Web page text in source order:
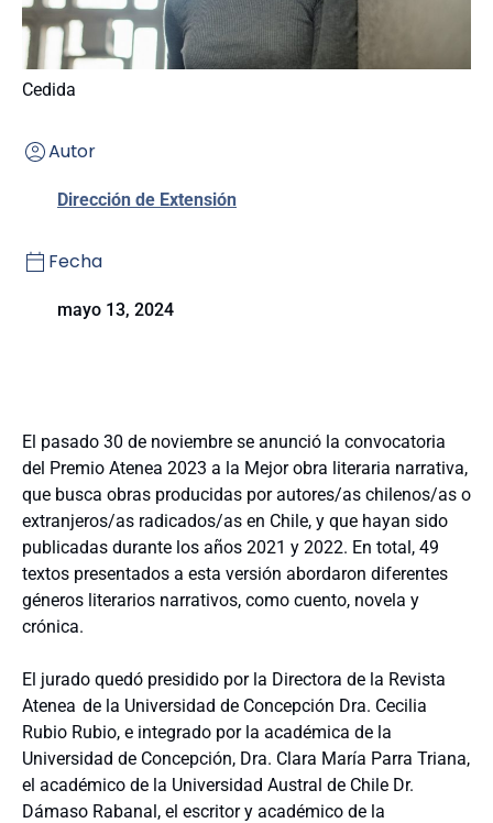
Cedida
Autor
Dirección de Extensión
Fecha
mayo 13, 2024
El pasado 30 de noviembre se anunció la convocatoria
del Premio Atenea 2023 a la Mejor obra literaria narrativa,
que busca obras producidas por autores/as chilenos/as o
extranjeros/as radicados/as en Chile, y que hayan sido
publicadas durante los años 2021 y 2022. En total, 49
textos presentados a esta versión abordaron diferentes
géneros literarios narrativos, como cuento, novela y
crónica.
El jurado quedó presidido por la Directora de la Revista
Atenea de la Universidad de Concepción Dra. Cecilia
Rubio Rubio, e integrado por la académica de la
Universidad de Concepción, Dra. Clara María Parra Triana,
el académico de la Universidad Austral de Chile Dr.
Dámaso Rabanal, el escritor y académico de la